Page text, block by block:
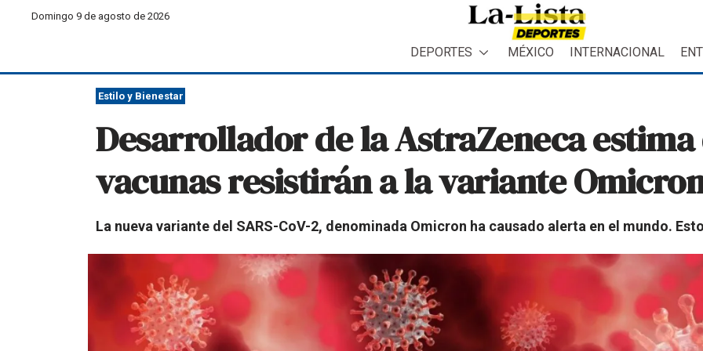
Domingo 9 de agosto de 2026
DEPORTES MÉXICO INTERNACIONAL
Estilo y Bienestar
Desarrollador de la AstraZeneca estima
vacunas resistirán a la variante
La nueva variante del SARS-CoV-2, denominada Omicron ha causado alerta en el mundo.